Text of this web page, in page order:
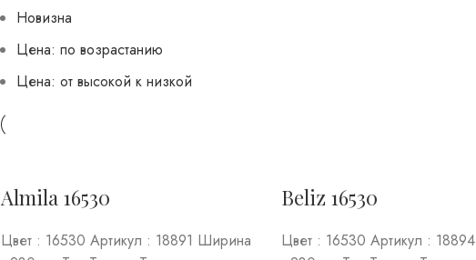
Новизна
Цена: по возрастанию
Цена: от высокой к низкой
Almila 16530
Цвет : 16530 Артикул : 18891 Ширина
Beliz 16530
Цвет : 16530 Артикул :